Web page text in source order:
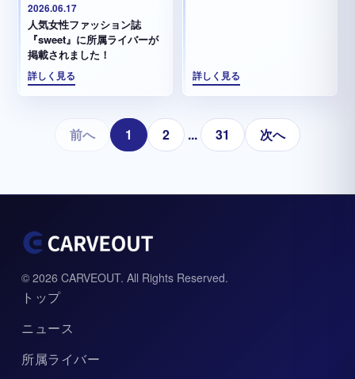
2026.06.17
人気女性ファッション誌
『sweet』に所属ライバーが
掲載されました！
詳しく見る 詳しく見る
前へ 1 2 ... 31 次へ
© 2026 CARVEOUT. All Rights Reserved.
トップ
ニュース
所属ライバー